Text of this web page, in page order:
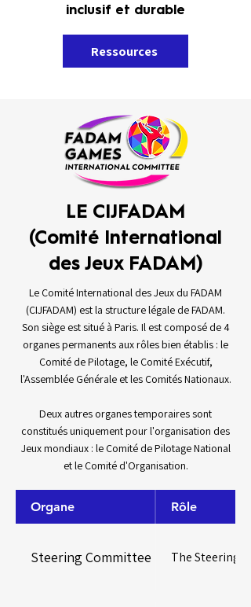
inclusif et durable
Ressources
LE CIJFADAM
(Comité International
des Jeux FADAM)
Le Comité International des Jeux du FADAM
(CIJFADAM) est la structure légale de FADAM.
Son siège est situé à Paris. Il est composé de 4
organes permanents aux rôles bien établis : le
Comité de Pilotage, le Comité Exécutif,
l'Assemblée Générale et les Comités Nationaux.
Deux autres organes temporaires sont
constitués uniquement pour l'organisation des
Jeux mondiaux : le Comité de Pilotage National
et le Comité d'Organisation.
Organe Rôle
Steering Committee The Steering